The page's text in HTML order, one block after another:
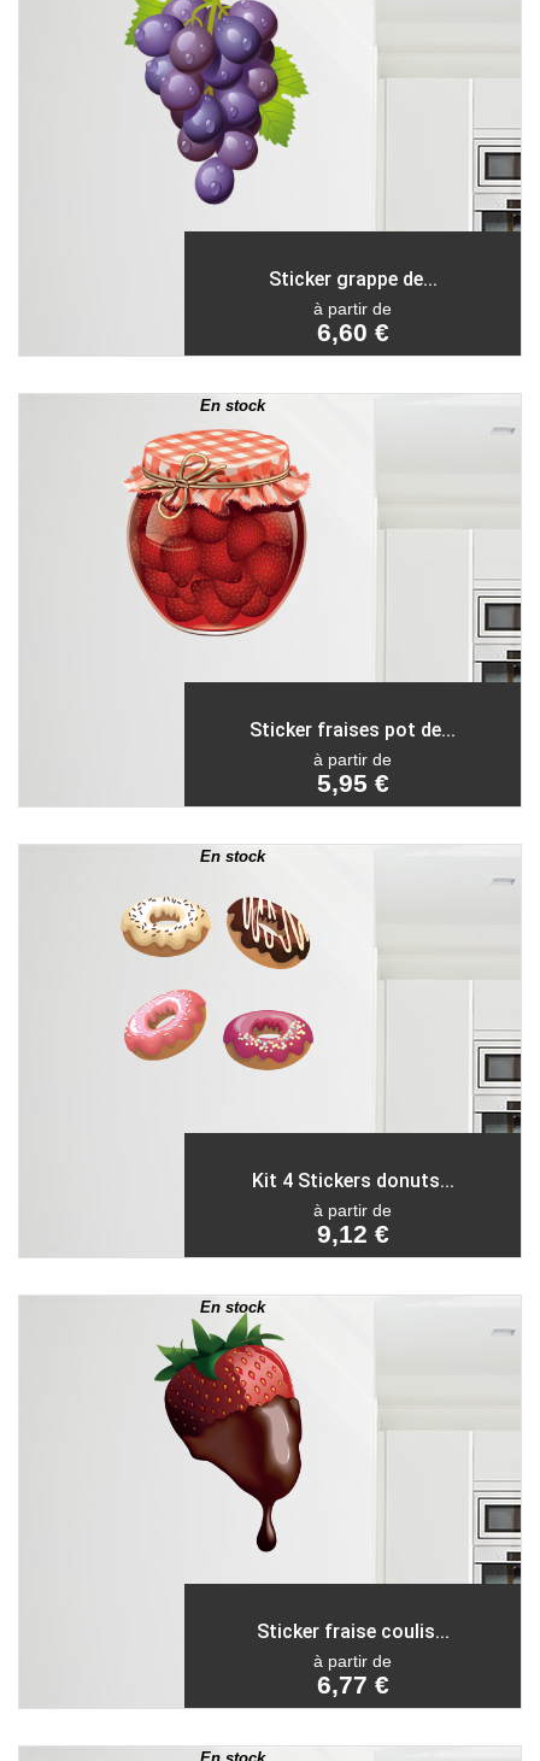
Sticker grappe de...
à partir de
6,60 €
En stock
Sticker fraises pot de...
à partir de
5,95 €
En stock
Kit 4 Stickers donuts...
à partir de
9,12 €
En stock
Sticker fraise coulis...
à partir de
6,77 €